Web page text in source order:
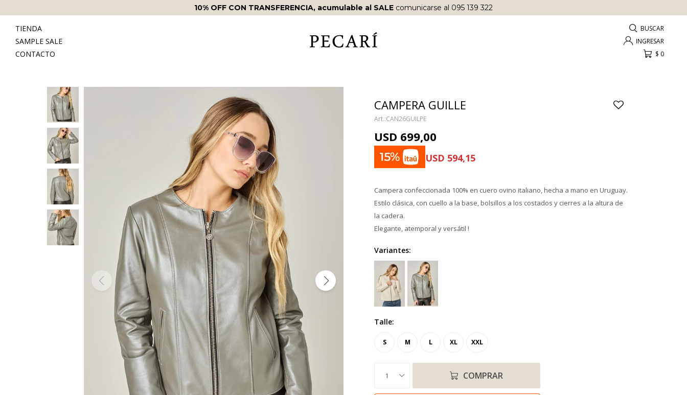
10% OFF CON TRANSFERENCIA, acumulable al SALE comunicarse al 095 139 322
TIENDA
SAMPLE SALE
CONTACTO
$ 0
CAMPERA GUILLE
CAN26GUILPE
USD 699,00
USD 594,15
Campera confeccionada 100% en cuero ovino italiano, hecha a mano en Uruguay.
Estilo clásica, con cuello a la base, bolsillos a los costados y cierres a la altura de
la cadera.
Elegante, atemporal y versátil !
Variantes:
Talle:
S M L XL XXL
1 COMPRAR